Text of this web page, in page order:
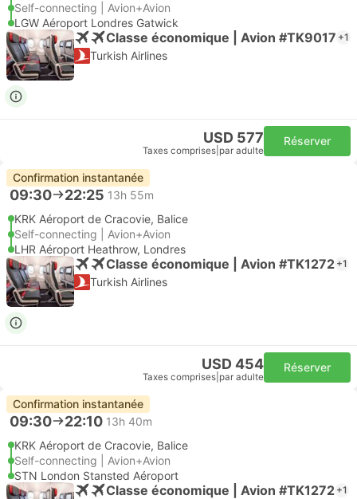
Self-connecting | Avion+Avion
LGW Aéroport Londres Gatwick
Classe économique | Avion #TK9017 +1
Turkish Airlines
USD 577
Taxes comprises par adulte
Réserver
Confirmation instantanée
09:30 22:25 13h 55m
KRK Aéroport de Cracovie, Balice
Self-connecting | Avion+Avion
LHR Aéroport Heathrow, Londres
Classe économique | Avion #TK1272 +1
Turkish Airlines
USD 454
Taxes comprises par adulte
Réserver
Confirmation instantanée
09:30 22:10 13h 40m
KRK Aéroport de Cracovie, Balice
Self-connecting | Avion+Avion
STN London Stansted Aéroport
Classe économique | Avion #TK1272 +1